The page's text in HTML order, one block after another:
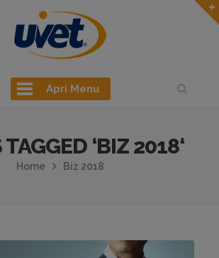
Apri Menu
‘BIZ 2018‘
Home Biz 2018